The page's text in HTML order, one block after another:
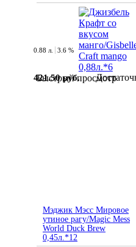
Быстрый просмотр
0.88 л. 3.6 %
421.50 руб.
Мэджик Мэсс Мировое
утиное рагу/Magic Mess
World Duck Brew
0,45л.*12